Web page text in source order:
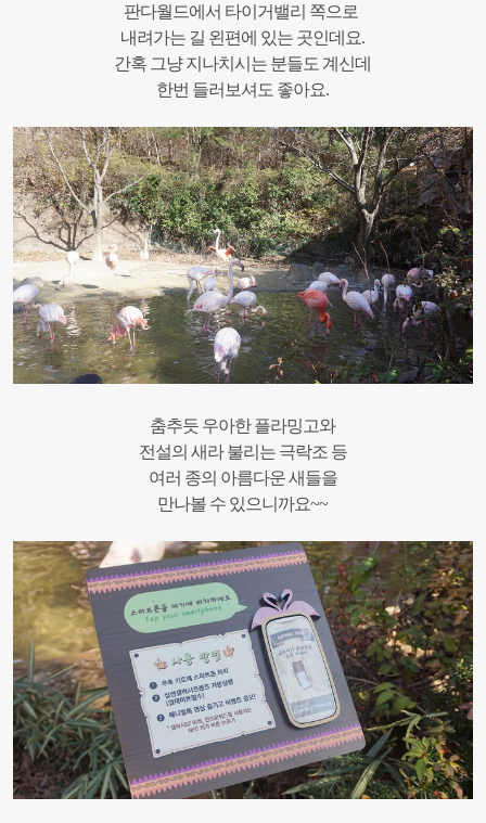
판다월드에서 타이거밸리 쪽으로
내려가는 길 왼편에 있는 곳인데요.
간혹 그냥 지나치시는 분들도 계신데
한번 들러보셔도 좋아요.
춤추듯 우아한 플라밍고와
전설의 새라 불리는 극락조 등
여러 종의 아름다운 새들을
만나볼 수 있으니까요~~